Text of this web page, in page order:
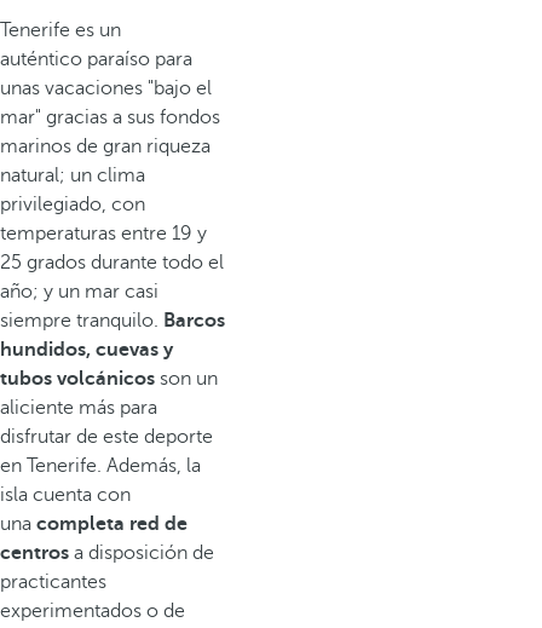
Tenerife es un
auténtico paraíso para
unas vacaciones "bajo el
mar" gracias a sus fondos
marinos de gran riqueza
natural; un clima
privilegiado, con
temperaturas entre 19 y
25 grados durante todo el
año; y un mar casi
siempre tranquilo. Barcos
hundidos, cuevas y
tubos volcánicos son un
aliciente más para
disfrutar de este deporte
en Tenerife. Además, la
isla cuenta con
una completa red de
centros a disposición de
practicantes
experimentados o de